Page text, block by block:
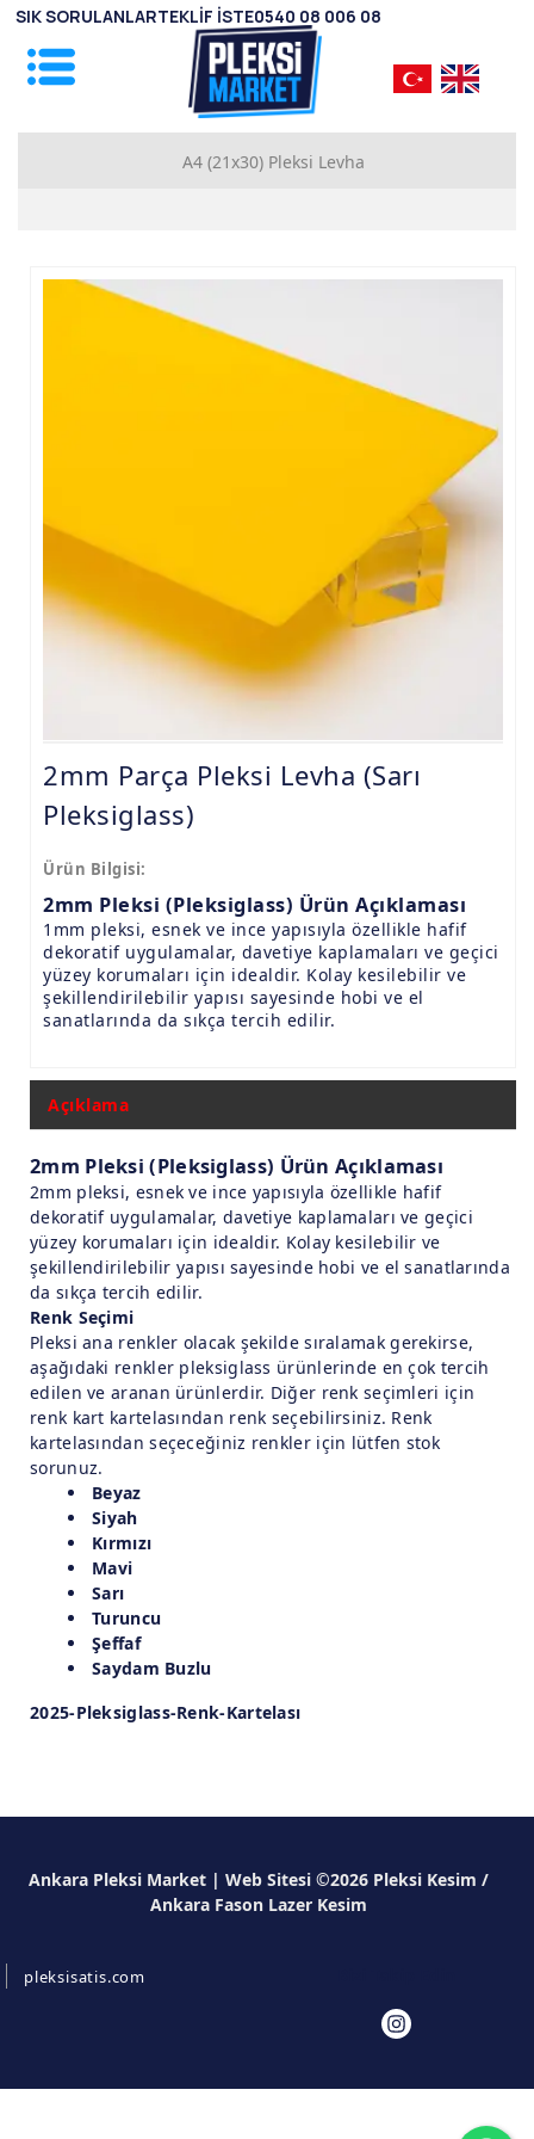
A4 (21x30) Pleksi Levha
2.8mm Pleksi Levhalar
9.8mm Pleksi Levhalar
15mm Pleksi Levhalar
20mm Pleksi Levhalar
2mm Parça Pleksi Levha (Sarı
Pleksiglass)
Ürün Bilgisi:
2mm Pleksi (Pleksiglass) Ürün Açıklaması
1mm pleksi, esnek ve ince yapısıyla özellikle hafif
dekoratif uygulamalar, davetiye kaplamaları ve geçici
yüzey korumaları için idealdir. Kolay kesilebilir ve
şekillendirilebilir yapısı sayesinde hobi ve el
sanatlarında da sıkça tercih edilir.
Açıklama
2mm Pleksi (Pleksiglass) Ürün Açıklaması
2mm pleksi, esnek ve ince yapısıyla özellikle hafif
dekoratif uygulamalar, davetiye kaplamaları ve geçici
yüzey korumaları için idealdir. Kolay kesilebilir ve
şekillendirilebilir yapısı sayesinde hobi ve el sanatlarında
da sıkça tercih edilir.
Renk Seçimi
Pleksi ana renkler olacak şekilde sıralamak gerekirse,
aşağıdaki renkler pleksiglass ürünlerinde en çok tercih
edilen ve aranan ürünlerdir. Diğer renk seçimleri için
renk kart kartelasından renk seçebilirsiniz. Renk
kartelasından seçeceğiniz renkler için lütfen stok
sorunuz.
Beyaz
Siyah
Kırmızı
Mavi
Sarı
Turuncu
Şeffaf
Saydam Buzlu
2025-Pleksiglass-Renk-Kartelası
SIK SORULANLARTEKLİF İSTE0540 08 006 08
Ankara Pleksi Market | Web Sitesi ©2026 Pleksi Kesim /
Ankara Fason Lazer Kesim
pleksisatis.com